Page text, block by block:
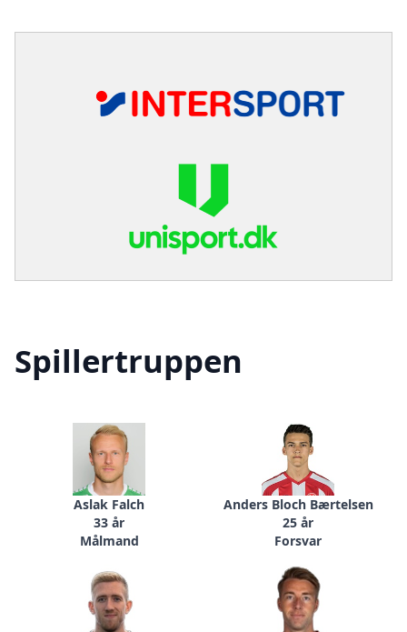
Spillertruppen
Aslak Falch
33 år
Målmand
Anders Bloch Bærtelsen
25 år
Forsvar